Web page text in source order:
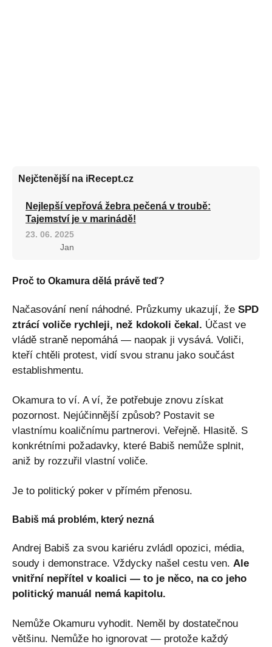
Nejčtenější na iRecept.cz
Nejlepší vepřová žebra pečená v troubě:
Tajemství je v marinádě!
23. 06. 2025
Jan
Proč to Okamura dělá právě teď?
Načasování není náhodné. Průzkumy ukazují, že SPD
ztrácí voliče rychleji, než kdokoli čekal. Účast ve
vládě straně nepomáhá — naopak ji vysává. Voliči,
kteří chtěli protest, vidí svou stranu jako součást
establishmentu.
Okamura to ví. A ví, že potřebuje znovu získat
pozornost. Nejúčinnější způsob? Postavit se
vlastnímu koaličnímu partnerovi. Veřejně. Hlasitě. S
konkrétními požadavky, které Babiš nemůže splnit,
aniž by rozzuřil vlastní voliče.
Je to politický poker v přímém přenosu.
Babiš má problém, který nezná
Andrej Babiš za svou kariéru zvládl opozici, média,
soudy i demonstrace. Vždycky našel cestu ven. Ale
vnitřní nepřítel v koalici — to je něco, na co jeho
politický manuál nemá kapitolu.
Nemůže Okamuru vyhodit. Neměl by dostatečnou
většinu. Nemůže ho ignorovat — protože každý